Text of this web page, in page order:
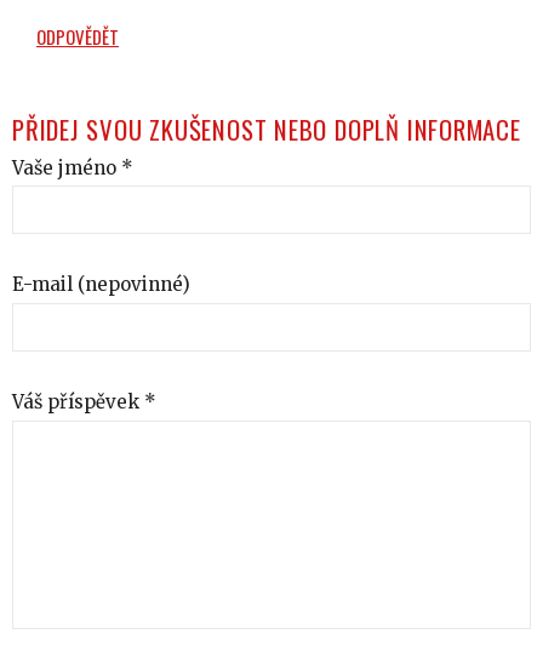
ODPOVĚDĚT
PŘIDEJ SVOU ZKUŠENOST NEBO DOPLŇ INFORMACE
Vaše jméno *
E-mail (nepovinné)
Váš příspěvek *